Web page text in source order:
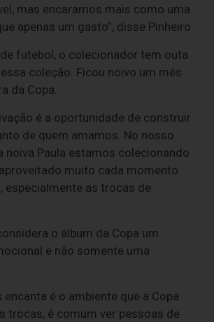
mas encaramos mais como uma
apenas um gasto”, disse Pinheiro.
futebol, o colecionador tem outa
coleção. Ficou noivo um mês
da Copa.
é a oportunidade de construir
de quem amamos. No nosso
noiva Paula estamos colecionando
muito cada momento
especialmente as trocas de
o álbum da Copa um
e não somente uma
encanta é o ambiente que a Copa
trocas, é comum ver pessoas de